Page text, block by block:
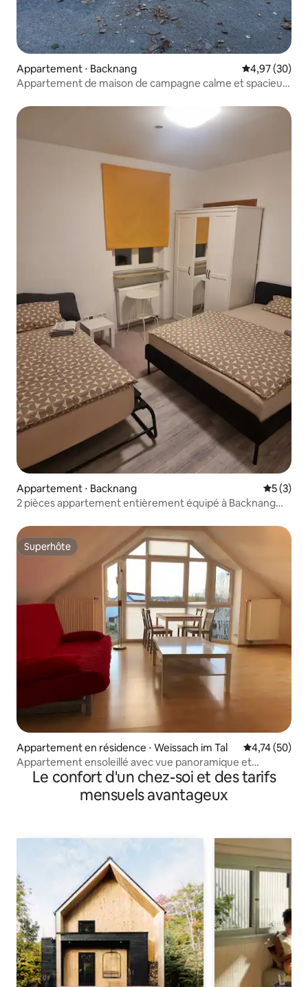
Appartement ⋅ Backnang Évaluation
4,97 (30)
Appartement de maison de campagne calme et spacieux
Appartement ⋅ Backnang
5 (3)
2 pièces appartement entièrement équipé à Backnang
Superhôte
Superhôte
Appartement en résidence ⋅ Weissach im Tal Évaluation
4,74 (50)
Appartement ensoleillé avec vue panoramique et
coucher de soleil
Le confort d'un chez-soi et des tarifs
mensuels avantageux